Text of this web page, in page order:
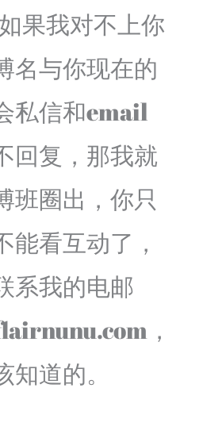
果我对不上你
名与你现在的
私信和email
回复，那我就
班圈出，你只
能看互动了，
系我的电邮
，
道的。